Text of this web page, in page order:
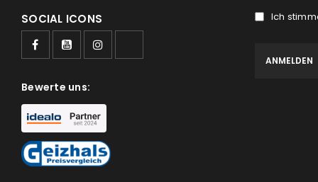
SOCIAL ICONS
Bewerte uns:
Ich